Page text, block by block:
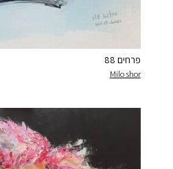
פרחים 88
Milo shor